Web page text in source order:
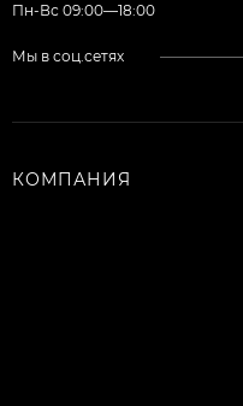
Пн-Вс 09:00—18:00
Мы в соц.сетях
КОМПАНИЯ